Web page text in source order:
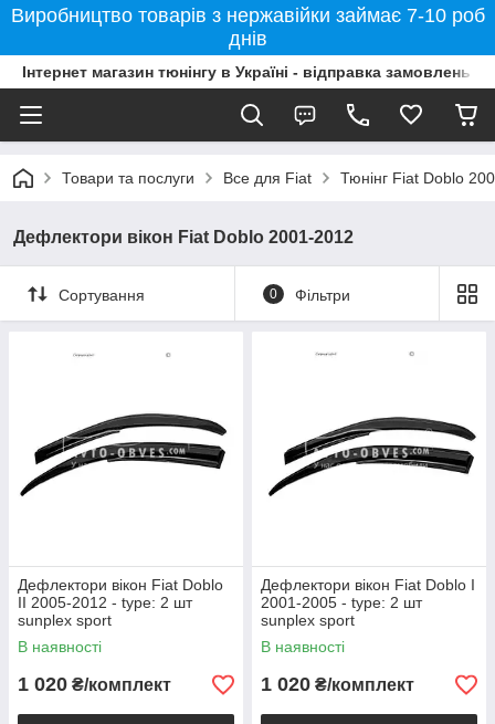
Виробництво товарів з нержавійки займає 7-10 роб
днів
Інтернет магазин тюнінгу в Україні - відправка замовлень
Товари та послуги Все для Fiat Тюнінг Fiat Doblo
Дефлектори вікон Fiat Doblo 2001-2012
Сортування 0 Фільтри
Дефлектори вікон Fiat Doblo
II 2005-2012 - type: 2 шт
sunplex sport
В наявності
1 020 ₴/комплект
Дефлектори вікон Fiat Doblo I
2001-2005 - type: 2 шт
sunplex sport
В наявності
1 020 ₴/комплект